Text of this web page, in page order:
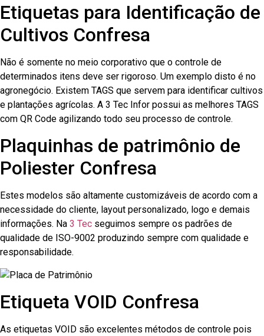
Etiquetas para Identificação de
Cultivos Confresa
Não é somente no meio corporativo que o controle de
determinados itens deve ser rigoroso. Um exemplo disto é no
agronegócio. Existem TAGS que servem para identificar cultivos
e plantações agrícolas. A 3 Tec Infor possui as melhores TAGS
com QR Code agilizando todo seu processo de controle.
Plaquinhas de patrimônio de
Poliester Confresa
Estes modelos são altamente customizáveis de acordo com a
necessidade do cliente, layout personalizado, logo e demais
informações. Na 3 Tec seguimos sempre os padrões de
qualidade de ISO-9002 produzindo sempre com qualidade e
responsabilidade.
Etiqueta VOID Confresa
As etiquetas VOID são excelentes métodos de controle pois